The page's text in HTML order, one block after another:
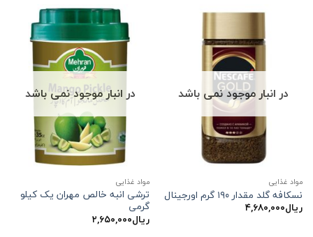
در انبار موجود نمی باشد
مواد غذایی
نسکافه گلد مقدار ۱۹۰ گرم اورجینال
ریال۴,۶۸۰,۰۰۰
در انبار موجود نمی باشد
مواد غذایی
ترشی انبه خالص مهران یک کیلو
گرمی
ریال۲,۶۵۰,۰۰۰